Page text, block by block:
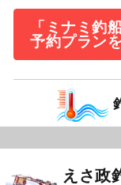
「ミナミ釣
予約プラン
えさ政